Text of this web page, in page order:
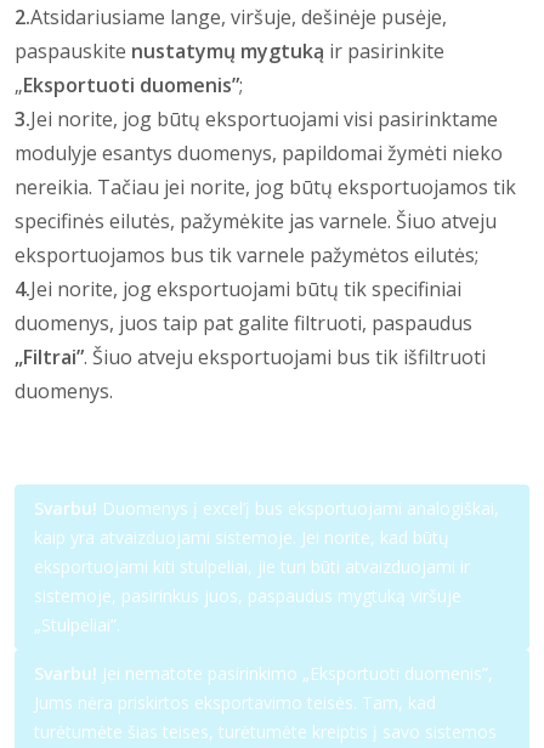
2.Atsidariusiame lange, viršuje, dešinėje pusėje,
paspauskite nustatymų mygtuką ir pasirinkite
„Eksportuoti duomenis”;
3.Jei norite, jog būtų eksportuojami visi pasirinktame
modulyje esantys duomenys, papildomai žymėti nieko
nereikia. Tačiau jei norite, jog būtų eksportuojamos tik
specifinės eilutės, pažymėkite jas varnele. Šiuo atveju
eksportuojamos bus tik varnele pažymėtos eilutės;
4.Jei norite, jog eksportuojami būtų tik specifiniai
duomenys, juos taip pat galite filtruoti, paspaudus
„Filtrai”. Šiuo atveju eksportuojami bus tik išfiltruoti
duomenys.
Svarbu! Duomenys į excel’į bus eksportuojami analogiškai,
kaip yra atvaizduojami sistemoje. Jei norite, kad būtų
eksportuojami kiti stulpeliai, jie turi būti atvaizduojami ir
sistemoje, pasirinkus juos, paspaudus mygtuką viršuje
„Stulpeliai”.
Svarbu! Jei nematote pasirinkimo „Eksportuoti duomenis”,
Jums nėra priskirtos eksportavimo teisės. Tam, kad
turėtumėte šias teises, turėtumėte kreiptis į savo sistemos